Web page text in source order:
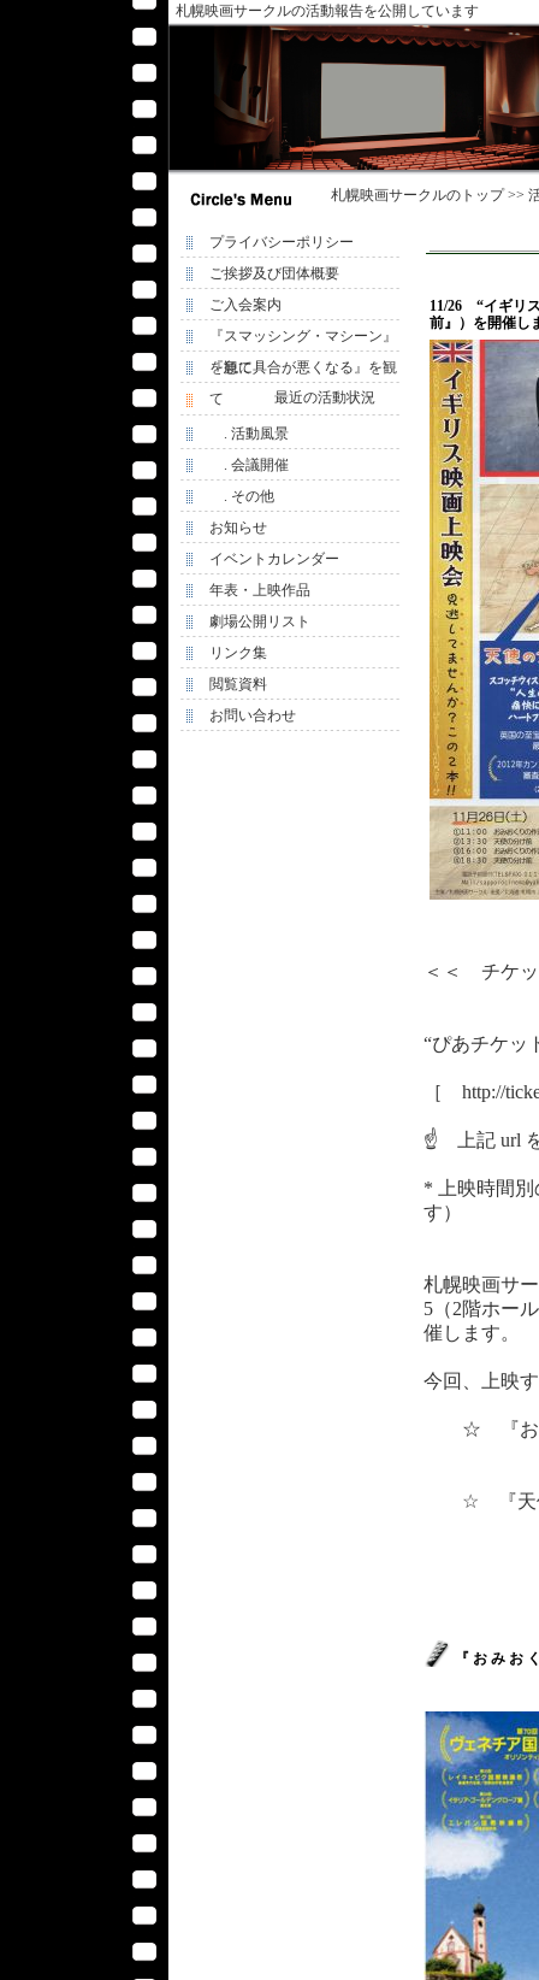
札幌映画サークルの活動報告を公開しています
札幌映画サークルのトップ >>
11/26 “イギリ
前』）を開催
＜＜ チケ
“ぴあチケッ
［ http://
☝ 上記 url
* 上映時間
す）
札幌映画サ
5（2階ホー
催します。
今回、上映
☆ 『おみ
☆ 『天使
『 お み お
プライバシーポリシー
ご挨拶及び団体概要
ご入会案内
『スマッシング・マシーン』
を観て
『急に具合が悪くなる』を観
て
最近の活動状況
. 活動風景
. 会議開催
. その他
お知らせ
イベントカレンダー
年表・上映作品
劇場公開リスト
リンク集
閲覧資料
お問い合わせ